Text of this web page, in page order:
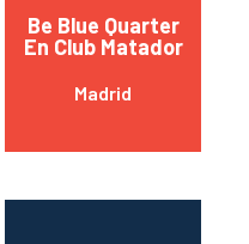
Be Blue Quarter
En Club Matador
Madrid